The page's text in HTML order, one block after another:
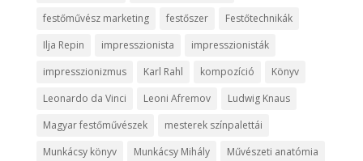
festőművész marketing
festőszer
Festőtechnikák
Ilja Repin
impresszionista
impresszionisták
impresszionizmus
Karl Rahl kompozíció
Könyv
Leonardo da Vinci
Leoni Afremov
Ludwig Knaus
Magyar festőművészek
mesterek színpalettái
Munkácsy könyv
Munkácsy Mihály
Művészeti anatómia